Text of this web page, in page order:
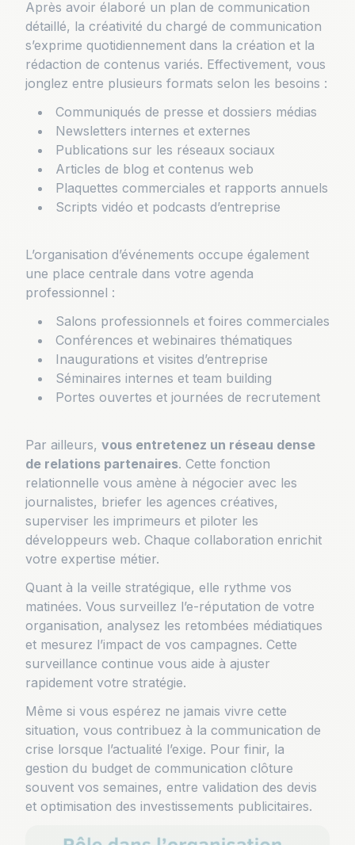
Après avoir élaboré un plan de communication
détaillé, la créativité du chargé de communication
s’exprime quotidiennement dans la création et la
rédaction de contenus variés. Effectivement, vous
jonglez entre plusieurs formats selon les besoins :
Communiqués de presse et dossiers médias
Newsletters internes et externes
Publications sur les réseaux sociaux
Articles de blog et contenus web
Plaquettes commerciales et rapports annuels
Scripts vidéo et podcasts d’entreprise
L’organisation d’événements occupe également
une place centrale dans votre agenda
professionnel :
Salons professionnels et foires commerciales
Conférences et webinaires thématiques
Inaugurations et visites d’entreprise
Séminaires internes et team building
Portes ouvertes et journées de recrutement
Par ailleurs, vous entretenez un réseau dense
de relations partenaires. Cette fonction
relationnelle vous amène à négocier avec les
journalistes, briefer les agences créatives,
superviser les imprimeurs et piloter les
développeurs web. Chaque collaboration enrichit
votre expertise métier.
Quant à la veille stratégique, elle rythme vos
matinées. Vous surveillez l’e-réputation de votre
organisation, analysez les retombées médiatiques
et mesurez l’impact de vos campagnes. Cette
surveillance continue vous aide à ajuster
rapidement votre stratégie.
Même si vous espérez ne jamais vivre cette
situation, vous contribuez à la communication de
crise lorsque l’actualité l’exige. Pour finir, la
gestion du budget de communication clôture
souvent vos semaines, entre validation des devis
et optimisation des investissements publicitaires.